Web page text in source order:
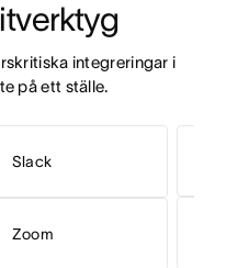
integreringar i
på ett ställe.
Slack
Zoom